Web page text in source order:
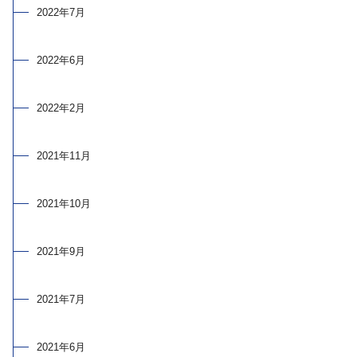
2022年7月
2022年6月
2022年2月
2021年11月
2021年10月
2021年9月
2021年7月
2021年6月